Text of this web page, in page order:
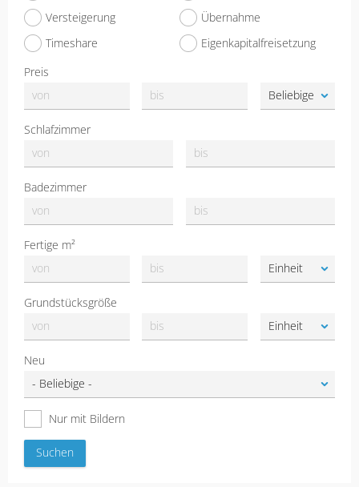
Versteigerung
Übernahme
Timeshare
Eigenkapitalfreisetzung
Preis
Schlafzimmer
Badezimmer
Fertige m²
Grundstücksgröße
Neu
Nur mit Bildern